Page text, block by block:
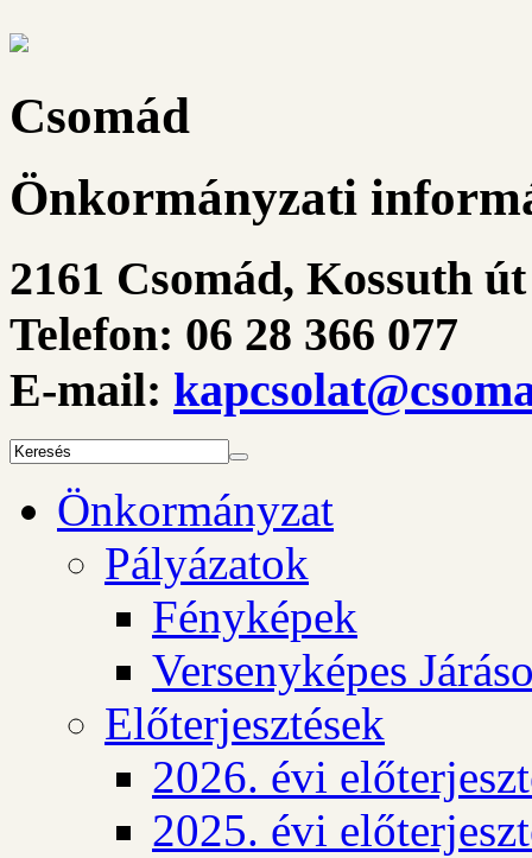
Csomád
Önkormányzati
2161 Csomád, Kossuth
Telefon: 06 28 366 077
E-mail:
Önkormányzat
Pályázatok
Fényképek
Versenyképes
Előterjesztések
2026. évi
2025. évi